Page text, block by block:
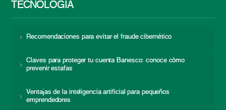
TECNOLOGÍA
Recomendaciones para evitar el fraude cibernético
Claves para proteger tu cuenta Banesco: conoce cómo
prevenir estafas
Ventajas de la inteligencia artificial para pequeños
emprendedores